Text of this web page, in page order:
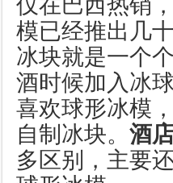
模已经推出几
冰块就是一个
酒时候加入冰
喜欢球形冰模
自制冰块。 酒
多区别，主要